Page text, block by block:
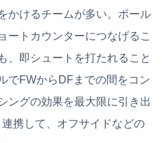
かけるチームが多い。ボール
ートカウンターにつなげるこ
、即シュートを打たれること
でFWからDFまでの間をコン
ングの効果を最大限に引き出
携して、オフサイドなどの